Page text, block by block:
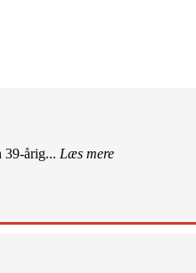
39-årig... Læs mere